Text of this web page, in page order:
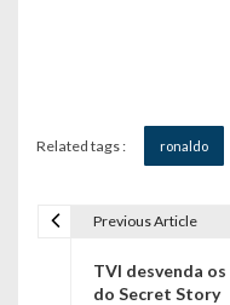
Related tags : ronaldo
Previous Article
TVI desvenda
do Secret Story